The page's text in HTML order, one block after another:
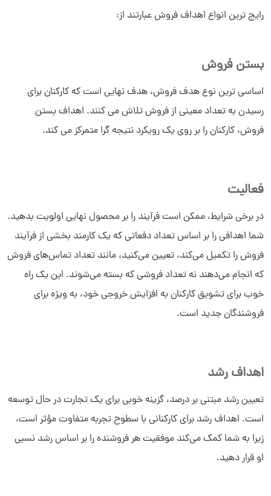
رایج ترین انواع اهداف فروش عبارتند از:
بستن فروش
اساسی ترین نوع هدف فروش، هدف نهایی است که کارکنان برای
رسیدن به تعداد معینی از فروش تلاش می کنند. اهداف بستن
فروش، کارکنان را بر روی یک رویکرد نتیجه گرا متمرکز می کند.
فعالیت
در برخی شرایط، ممکن است فرآیند را بر محصول نهایی اولویت بدهید.
شما اهدافی را بر اساس تعداد دفعاتی که یک کارمند بخشی از فرآیند
فروش را تکمیل می‌کند، تعیین می‌کنید، مانند تعداد تماس‌های فروش
که انجام می‌دهند نه تعداد فروشی که بسته می‌شوند. این یک راه
خوب برای تشویق کارکنان به افزایش خروجی خود، به ویژه برای
فروشندگان جدید است.
اهداف رشد
تعیین رشد مبتنی بر درصد، گزینه خوبی برای یک تجارت در حال توسعه
است. اهداف رشد برای کارکنانی با سطوح تجربه متفاوت مؤثر است،
زیرا به شما کمک می‌کند موفقیت هر فروشنده را بر اساس رشد نسبی
او قرار دهید.